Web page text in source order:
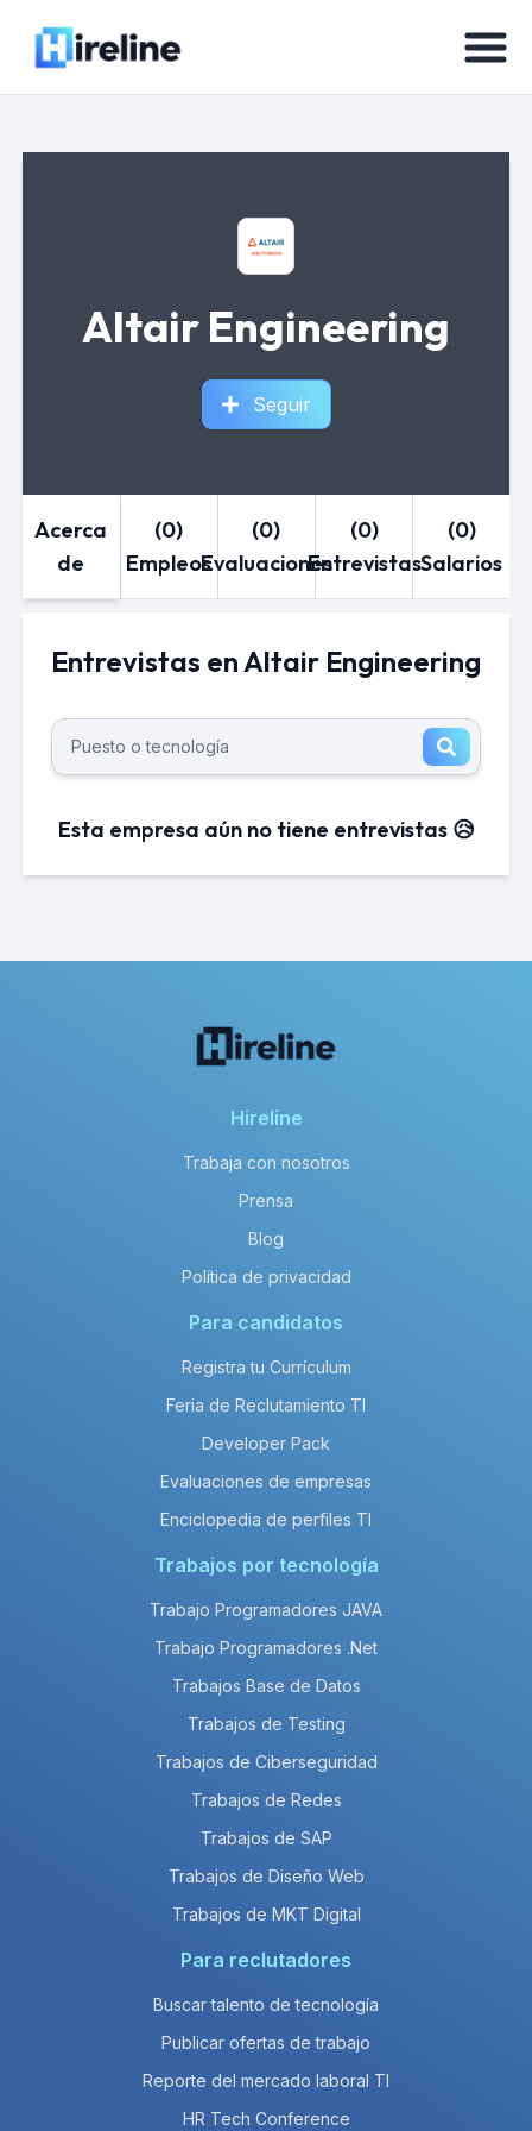
Altair Engineering
Seguir
Acerca
de
(0)
Empleos
(0)
Evaluaciones
(0)
Entrevistas
(0)
Salarios
Entrevistas en Altair Engineering
Esta empresa aún no tiene entrevistas 😥
Hireline
Trabaja con nosotros
Prensa
Blog
Política de privacidad
Para candidatos
Registra tu Currículum
Feria de Reclutamiento TI
Developer Pack
Evaluaciones de empresas
Enciclopedia de perfiles TI
Trabajos por tecnología
Trabajo Programadores JAVA
Trabajo Programadores .Net
Trabajos Base de Datos
Trabajos de Testing
Trabajos de Ciberseguridad
Trabajos de Redes
Trabajos de SAP
Trabajos de Diseño Web
Trabajos de MKT Digital
Para reclutadores
Buscar talento de tecnología
Publicar ofertas de trabajo
Reporte del mercado laboral TI
HR Tech Conference